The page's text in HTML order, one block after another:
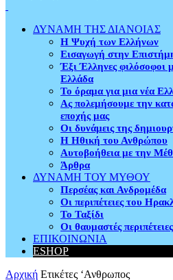
ΔΥΝΑΜΗ ΤΗΣ ΔΙΑΝΟΙΑΣ
Η Ψυχή των Ελλήνων
Εισαγωγή στην
Έξι Έλληνες φιλόσοφοι
Ελλάδα
Το όραμα για μια νέα
Ας πολεμήσουμε την
εποχής μας
Οι δυνάμεις της
Η Ηθική του Ανθρώπου
Αυτοβοήθεια με την
Άρθρα
ΔΥΝΑΜΗ ΤΟΥ ΜΥΘΟΥ
Περσέας και Ανδρομέδα
Οι περιπέτειες του
Το Ταξίδι
Οι θαυμαστές
ΕΠΙΚΟΙΝΩΝΙΑ
ESHOP
Αρχική Ετικέτες ‘Ανθρωπος